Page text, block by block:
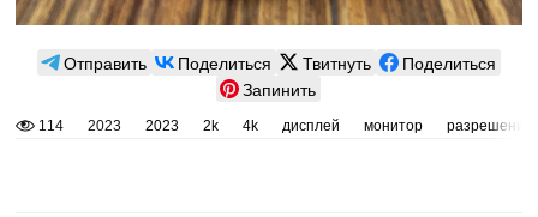
Отправить Поделиться Твитнуть
Поделиться
Запинить
114 2023 2023 2k 4k дисплей монитор разрешение